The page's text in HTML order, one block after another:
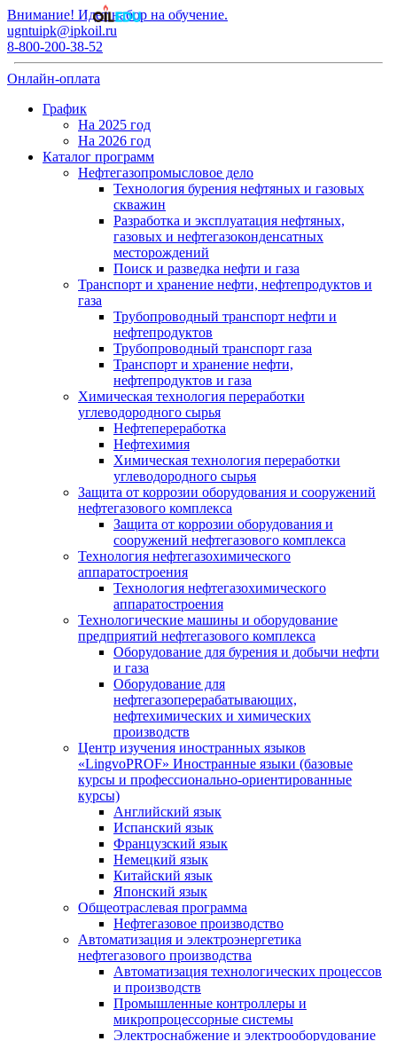
Внимание! Идет набор на обучение.
ugntuipk@ipkoil.ru
8-800-200-38-52
Онлайн-оплата
График
На 2025 год
На 2026 год
Каталог программ
Нефтегазопромысловое дело
Технология бурения нефтяных и газовых
скважин
Разработка и эксплуатация нефтяных,
газовых и нефтегазоконденсатных
месторождений
Поиск и разведка нефти и газа
Транспорт и хранение нефти, нефтепродуктов и
газа
Трубопроводный транспорт нефти и
нефтепродуктов
Трубопроводный транспорт газа
Транспорт и хранение нефти,
нефтепродуктов и газа
Химическая технология переработки
углеводородного сырья
Нефтепереработка
Нефтехимия
Химическая технология переработки
углеводородного сырья
Защита от коррозии оборудования и сооружений
нефтегазового комплекса
Защита от коррозии оборудования и
сооружений нефтегазового комплекса
Технология нефтегазохимического
аппаратостроения
Технология нефтегазохимического
аппаратостроения
Технологические машины и оборудование
предприятий нефтегазового комплекса
Оборудование для бурения и добычи нефти
и газа
Оборудование для
нефтегазоперерабатывающих,
нефтехимических и химических
производств
Центр изучения иностранных языков
«LingvoPROF» Иностранные языки (базовые
курсы и профессионально-ориентированные
курсы)
Английский язык
Испанский язык
Французский язык
Немецкий язык
Китайский язык
Японский язык
Общеотраслевая программа
Нефтегазовое производство
Автоматизация и электроэнергетика
нефтегазового производства
Автоматизация технологических процессов
и производств
Промышленные контроллеры и
микропроцессорные системы
Электроснабжение и электрооборудование